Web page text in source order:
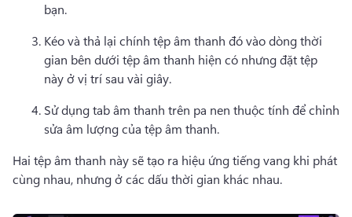
bạn.
Kéo và thả lại chính tệp âm thanh đó vào dòng thời
gian bên dưới tệp âm thanh hiện có nhưng đặt tệp
này ở vị trí sau vài giây.
Sử dụng tab âm thanh trên pa nen thuộc tính để chỉnh
sửa âm lượng của tệp âm thanh.
Hai tệp âm thanh này sẽ tạo ra hiệu ứng tiếng vang khi phát
cùng nhau, nhưng ở các dấu thời gian khác nhau.